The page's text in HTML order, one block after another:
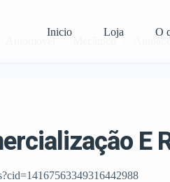
Inicio Loja O
Mecânico
E